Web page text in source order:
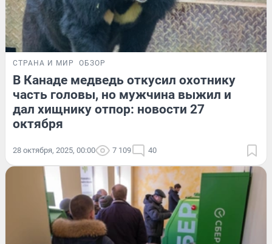
СТРАНА И МИР ОБЗОР
В Канаде медведь откусил охотнику
часть головы, но мужчина выжил и
дал хищнику отпор: новости 27
октября
28 октября, 2025, 00:00 7 109 40